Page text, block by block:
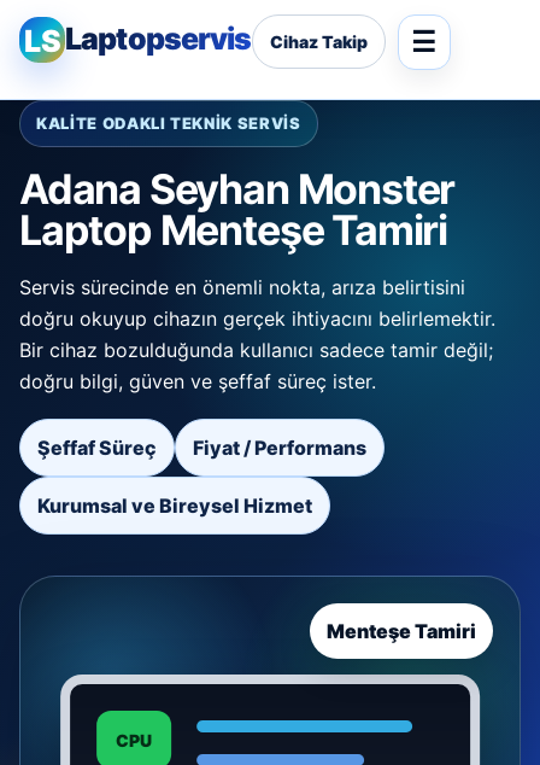
LSLaptopservis Cihaz Takip
KALİTE ODAKLI TEKNİK SERVİS
Adana Seyhan Monster
Laptop Menteşe Tamiri
Servis sürecinde en önemli nokta, arıza belirtisini
doğru okuyup cihazın gerçek ihtiyacını belirlemektir.
Bir cihaz bozulduğunda kullanıcı sadece tamir değil;
doğru bilgi, güven ve şeffaf süreç ister.
Şeffaf Süreç Fiyat / Performans
Kurumsal ve Bireysel Hizmet
CPU
Menteşe Tamiri